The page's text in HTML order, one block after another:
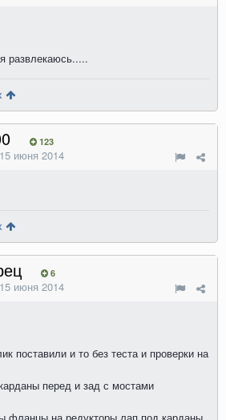
развлекаюсь.....
123
15 июня 2014
6
15 июня 2014
поставили и то без теста и проверки на
перед и зад с мостами